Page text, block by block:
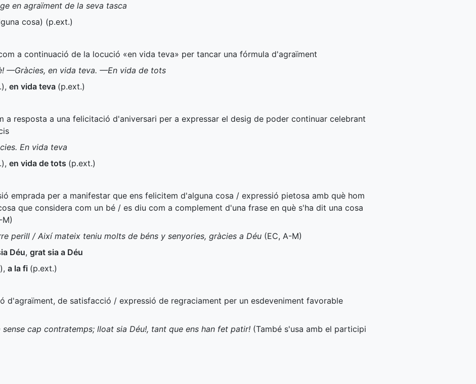
en agraïment de la seva tasca
cosa) (p.ext.)
a continuació de la locució «en vida teva» per tancar una fórmula d'agraïment
—Gràcies, en vida teva. —En vida de tots
), en vida teva (p.ext.)
a resposta a una felicitació d'aniversari per a expressar el desig de poder continuar celebrant
En vida teva
), en vida de tots (p.ext.)
emprada per a manifestar que ens felicitem d'alguna cosa / expressió pietosa amb què hom
que considera com un bé / es diu com a complement d'una frase en què s'ha dit una cosa
M)
perill / Així mateix teniu molts de béns y senyories, gràcies a Déu (EC, A-M)
Déu, grat sia a Déu
), a la fi (p.ext.)
d'agraïment, de satisfacció / expressió de regraciament per un esdeveniment favorable
cap contratemps; lloat sia Déu!, tant que ens han fet patir! (També s'usa amb el participi